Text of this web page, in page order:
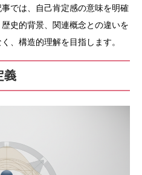
では、自己肯定感の意味を明確
史的背景、関連概念との違いを
、構造的理解を目指します。
義